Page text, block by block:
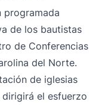
programada
de los bautistas
de Conferencias
del Norte.
de iglesias
el esfuerzo